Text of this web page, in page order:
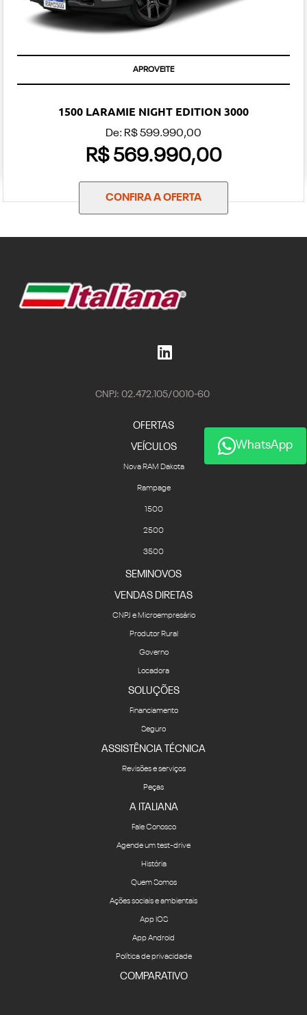
APROVEITE
1500 LARAMIE NIGHT EDITION 3000
De: R$ 599.990,00
R$ 569.990,00
CONFIRA A OFERTA
CNPJ: 02.472.105/0010-60
OFERTAS
VEÍCULOS
Nova RAM Dakota
Rampage
1500
2500
3500
SEMINOVOS
VENDAS DIRETAS
CNPJ e Microempresário
Produtor Rural
Governo
Locadora
SOLUÇÕES
Financiamento
Seguro
ASSISTÊNCIA TÉCNICA
Revisões e serviços
Peças
A ITALIANA
Fale Conosco
Agende um test-drive
História
Quem Somos
Ações sociais e ambientais
App IOS
App Android
Política de privacidade
COMPARATIVO
WhatsApp